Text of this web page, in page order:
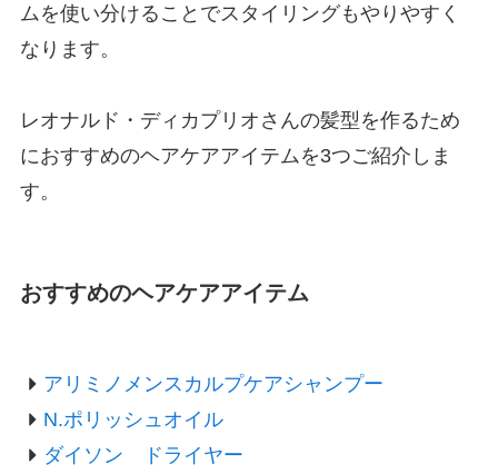
ムを使い分けることでスタイリングもやりやすく
なります。
レオナルド・ディカプリオさんの髪型を作るため
におすすめのヘアケアアイテムを3つご紹介しま
す。
おすすめのヘアケアアイテム
アリミノメンスカルプケアシャンプー
N.ポリッシュオイル
ダイソン ドライヤー